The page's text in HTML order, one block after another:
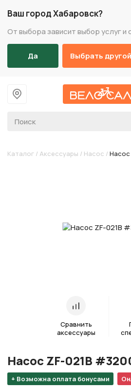
Ваш город Хабаровск?
От выбора зависит выбор услуг и
Да Выбрать другой
На
Каталог / Аксессуары / Насос / Насос
Сравнить
аксессуары
+ Возможна оплата бонусами
Насос ZF-021B